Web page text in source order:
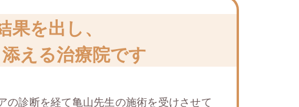
果を出し、
える治療院です
の診断を経て⻲山先生の施術を受けさせて